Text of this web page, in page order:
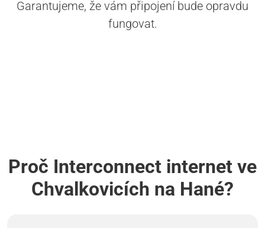
Garantujeme, že vám připojení bude opravdu
fungovat.
Proč Interconnect internet ve
Chvalkovicích na Hané?